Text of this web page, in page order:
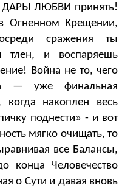
ДАРЫ ЛЮБВИ принять!
Крещении,
сражения ты
тлен, и воспаряешь
Война не то, чего
— уже финальная
когда накоплен весь
поднести» - и вот
мягко очищать, то
все Балансы,
конца Человечество
о Сути и давая вновь